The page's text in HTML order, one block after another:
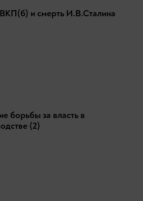
и смерть И.В.Сталина
борьбы за власть в
(2)